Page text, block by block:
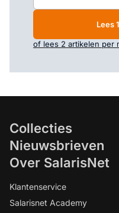
Lees
of lees 2 artikelen per
Collecties
Nieuwsbrieven
Over SalarisNet
Klantenservice
Salarisnet Academy